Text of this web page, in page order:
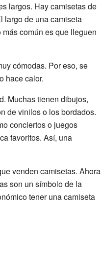
largos. Hay camisetas de
largo de una camiseta
común es que lleguen
cómodas. Por eso, se
hace calor.
Muchas tienen dibujos,
de vinilos o los bordados.
conciertos o juegos
favoritos. Así, una
venden camisetas. Ahora
son un símbolo de la
tener una camiseta